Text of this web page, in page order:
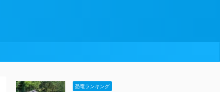
恐竜ランキング